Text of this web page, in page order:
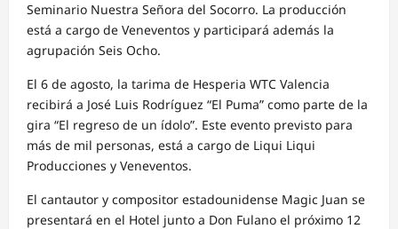
Seminario Nuestra Señora del Socorro. La producción
está a cargo de Veneventos y participará además la
agrupación Seis Ocho.
El 6 de agosto, la tarima de Hesperia WTC Valencia
recibirá a José Luis Rodríguez “El Puma” como parte de la
gira “El regreso de un ídolo”. Este evento previsto para
más de mil personas, está a cargo de Liqui Liqui
Producciones y Veneventos.
El cantautor y compositor estadounidense Magic Juan se
presentará en el Hotel junto a Don Fulano el próximo 12